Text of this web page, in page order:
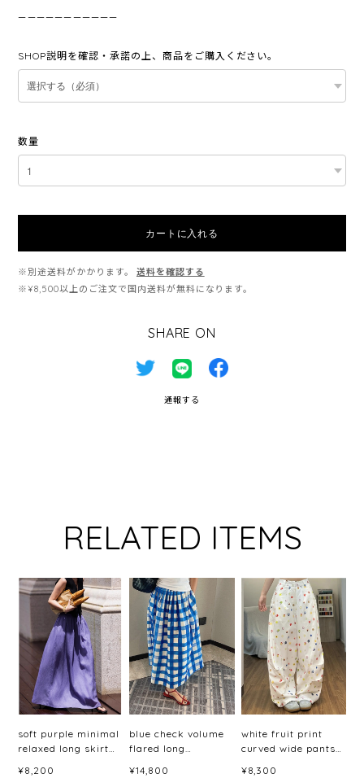
———————————
SHOP説明を確認・承諾の上、商品をご購入ください。
数量
カートに入れる
※別途送料がかかります。
送料を確認する
※¥8,500以上のご注文で国内送料が無料になります。
SHARE ON
通報する
RELATED ITEMS
soft purple minimal
relaxed long skirt
¥8,200
blue check volume
flared long
¥14,800
white fruit print
curved wide pants
¥8,300